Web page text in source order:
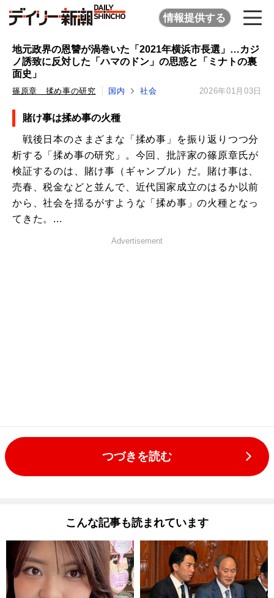
情報提供する
地元政界の恩讐が渦巻いた「2021年横浜市長選」…カジ
ノ誘致に反対した「ハマのドン」の思惑と「ミナトの裏
面史」
篠原章 揉め事の研究 国内 社会 2026年01月03日
賭け事は揉め事の火種
戦後日本のさまざまな「揉め事」を振り返りつつ分
析する「揉め事の研究」。今回、批評家の篠原章氏が
検証するのは、賭け事（ギャンブル）だ。賭け事は、
売春、税金などと並んで、近代国家成立のはるか以前
から、社会を揺るがすような「揉め事」の火種となっ
てきた。...
Advertisement
つづきを読む
こんな記事も読まれています